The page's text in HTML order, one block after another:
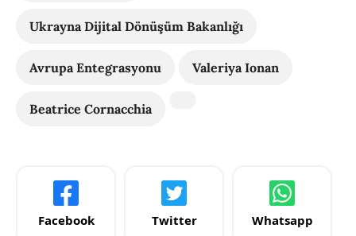
Ukrayna Dijital Dönüşüm Bakanlığı
Avrupa Entegrasyonu Valeriya Ionan
Beatrice Cornacchia
Facebook Twitter Whatsapp